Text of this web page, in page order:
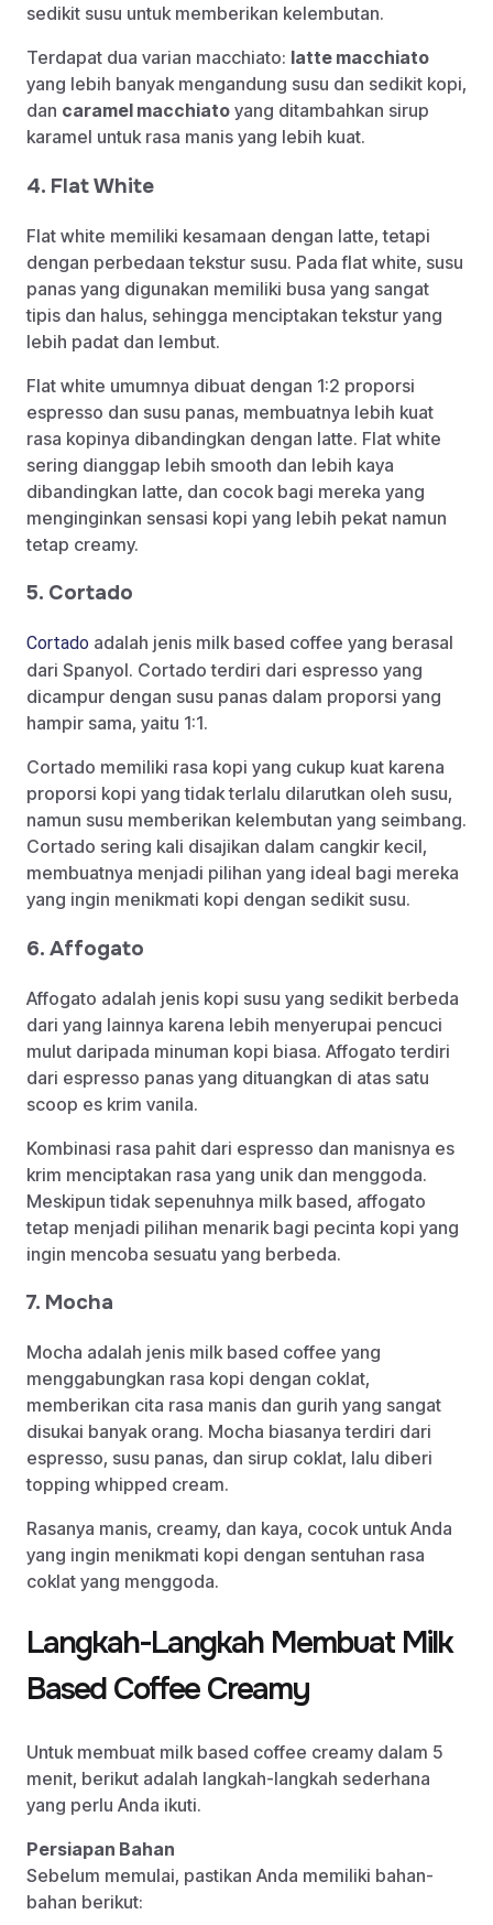
sedikit susu untuk memberikan kelembutan.
Terdapat dua varian macchiato: latte macchiato
yang lebih banyak mengandung susu dan sedikit kopi,
dan caramel macchiato yang ditambahkan sirup
karamel untuk rasa manis yang lebih kuat.
4. Flat White
Flat white memiliki kesamaan dengan latte, tetapi
dengan perbedaan tekstur susu. Pada flat white, susu
panas yang digunakan memiliki busa yang sangat
tipis dan halus, sehingga menciptakan tekstur yang
lebih padat dan lembut.
Flat white umumnya dibuat dengan 1:2 proporsi
espresso dan susu panas, membuatnya lebih kuat
rasa kopinya dibandingkan dengan latte. Flat white
sering dianggap lebih smooth dan lebih kaya
dibandingkan latte, dan cocok bagi mereka yang
menginginkan sensasi kopi yang lebih pekat namun
tetap creamy.
5. Cortado
Cortado adalah jenis milk based coffee yang berasal
dari Spanyol. Cortado terdiri dari espresso yang
dicampur dengan susu panas dalam proporsi yang
hampir sama, yaitu 1:1.
Cortado memiliki rasa kopi yang cukup kuat karena
proporsi kopi yang tidak terlalu dilarutkan oleh susu,
namun susu memberikan kelembutan yang seimbang.
Cortado sering kali disajikan dalam cangkir kecil,
membuatnya menjadi pilihan yang ideal bagi mereka
yang ingin menikmati kopi dengan sedikit susu.
6. Affogato
Affogato adalah jenis kopi susu yang sedikit berbeda
dari yang lainnya karena lebih menyerupai pencuci
mulut daripada minuman kopi biasa. Affogato terdiri
dari espresso panas yang dituangkan di atas satu
scoop es krim vanila.
Kombinasi rasa pahit dari espresso dan manisnya es
krim menciptakan rasa yang unik dan menggoda.
Meskipun tidak sepenuhnya milk based, affogato
tetap menjadi pilihan menarik bagi pecinta kopi yang
ingin mencoba sesuatu yang berbeda.
7. Mocha
Mocha adalah jenis milk based coffee yang
menggabungkan rasa kopi dengan coklat,
memberikan cita rasa manis dan gurih yang sangat
disukai banyak orang. Mocha biasanya terdiri dari
espresso, susu panas, dan sirup coklat, lalu diberi
topping whipped cream.
Rasanya manis, creamy, dan kaya, cocok untuk Anda
yang ingin menikmati kopi dengan sentuhan rasa
coklat yang menggoda.
Langkah-Langkah Membuat Milk
Based Coffee Creamy
Untuk membuat milk based coffee creamy dalam 5
menit, berikut adalah langkah-langkah sederhana
yang perlu Anda ikuti.
Persiapan Bahan
Sebelum memulai, pastikan Anda memiliki bahan-
bahan berikut: